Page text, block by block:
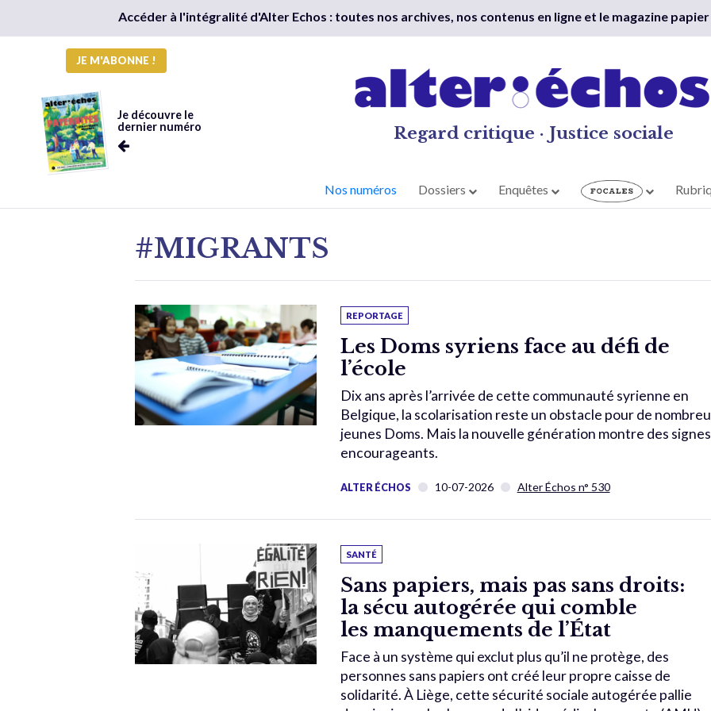
Accéder à l'intégralité d'Alter Echos : toutes nos archives, nos contenus en ligne et le magazine
JE M'ABONNE !
Je découvre le
dernier numéro
Regard critique · Justice sociale
Nos numéros Dossiers Enquêtes
#MIGRANTS
REPORTAGE
Les Doms syriens face au défi de
l’école
Dix ans après l’arrivée de cette communauté syrienne en
Belgique, la scolarisation reste un obstacle pour de
jeunes Doms. Mais la nouvelle génération montre des signes
encourageants.
ALTER ÉCHOS 10-07-2026 Alter Échos n° 530
SANTÉ
Sans papiers, mais pas sans droits:
la sécu autogérée qui comble
les manquements de l’État
Face à un système qui exclut plus qu’il ne protège, des
personnes sans papiers ont créé leur propre caisse de
solidarité. À Liège, cette sécurité sociale autogérée pallie